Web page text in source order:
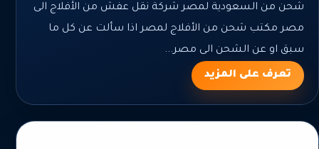
شحن من السعودية لمصر شركة نقل عفش من الأفلاج الى
مصر مكتب شحن من الأفلاج لمصر اذا سألت عن كل ما
سبق او عن الشحن الى مصر...
تعرف على المزيد